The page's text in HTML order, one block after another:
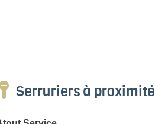
Serruriers à proximité